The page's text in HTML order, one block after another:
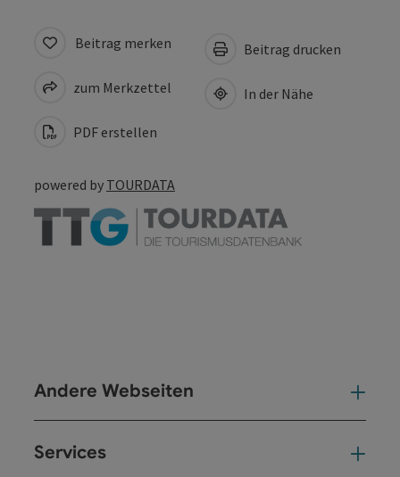
Beitrag merken
zum Merkzettel
PDF erstellen
Beitrag drucken
In der Nähe
powered by TOURDATA
Andere Webseiten
Services